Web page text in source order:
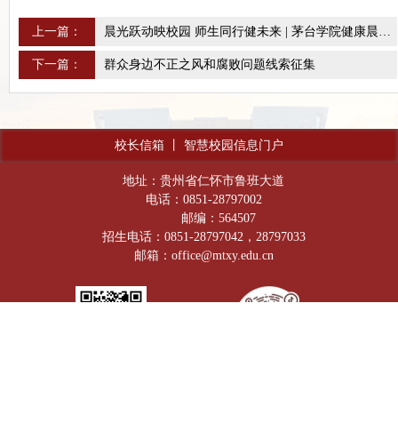
上一篇：
下一篇： 群众身边不正之风和腐败问题线索征集
校长信箱 智慧校园信息门户
地址：贵州省仁怀市鲁班大道
电话：0851-28797002
邮编：564507
招生电话：0851-28797042，28797033
邮箱：office@mtxy.edu.cn